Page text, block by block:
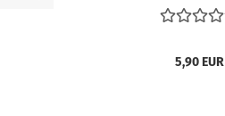
5,90 EUR